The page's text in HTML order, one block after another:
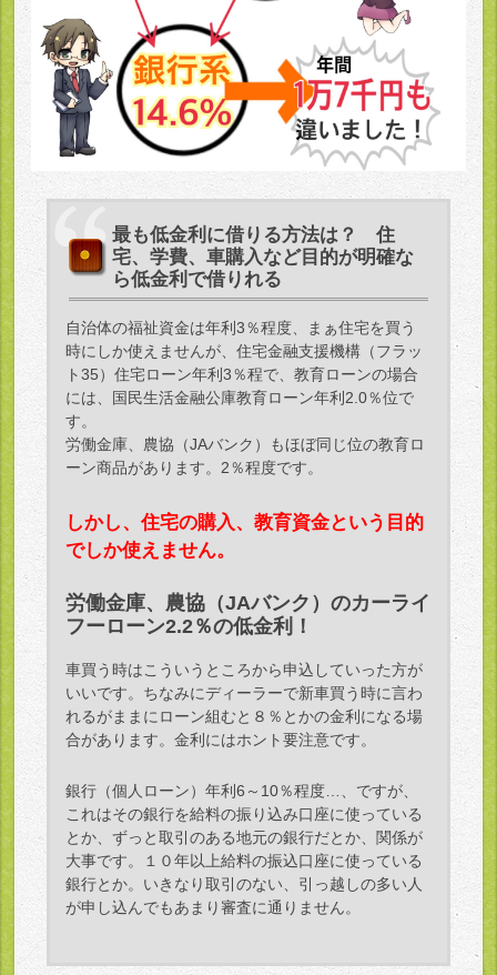
最も低金利に借りる方法は？ 住
宅、学費、車購入など目的が明確な
ら低金利で借りれる
自治体の福祉資金は年利3％程度、まぁ住宅を買う
時にしか使えませんが、住宅金融支援機構（フラッ
ト35）住宅ローン年利3％程で、教育ローンの場合
には、国民生活金融公庫教育ローン年利2.0％位で
す。
労働金庫、農協（JAバンク）もほぼ同じ位の教育ロ
ーン商品があります。2％程度です。
しかし、住宅の購入、教育資金という目的
でしか使えません。
労働金庫、農協（JAバンク）のカーライ
フーローン2.2％の低金利！
車買う時はこういうところから申込していった方が
いいです。ちなみにディーラーで新車買う時に言わ
れるがままにローン組むと８％とかの金利になる場
合があります。金利にはホント要注意です。
銀行（個人ローン）年利6～10％程度…、ですが、
これはその銀行を給料の振り込み口座に使っている
とか、ずっと取引のある地元の銀行だとか、関係が
大事です。１０年以上給料の振込口座に使っている
銀行とか。いきなり取引のない、引っ越しの多い人
が申し込んでもあまり審査に通りません。